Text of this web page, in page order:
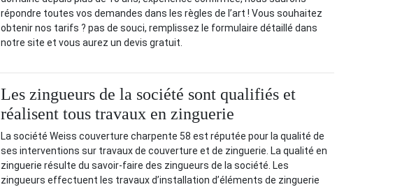
répondre toutes vos demandes dans les règles de l’art ! Vous souhaitez
obtenir nos tarifs ? pas de souci, remplissez le formulaire détaillé dans
notre site et vous aurez un devis gratuit.
Les zingueurs de la société sont qualifiés et
réalisent tous travaux en zinguerie
La société Weiss couverture charpente 58 est réputée pour la qualité de
ses interventions sur travaux de couverture et de zinguerie. La qualité en
zinguerie résulte du savoir-faire des zingueurs de la société. Les
zingueurs effectuent les travaux d’installation d’éléments de zinguerie